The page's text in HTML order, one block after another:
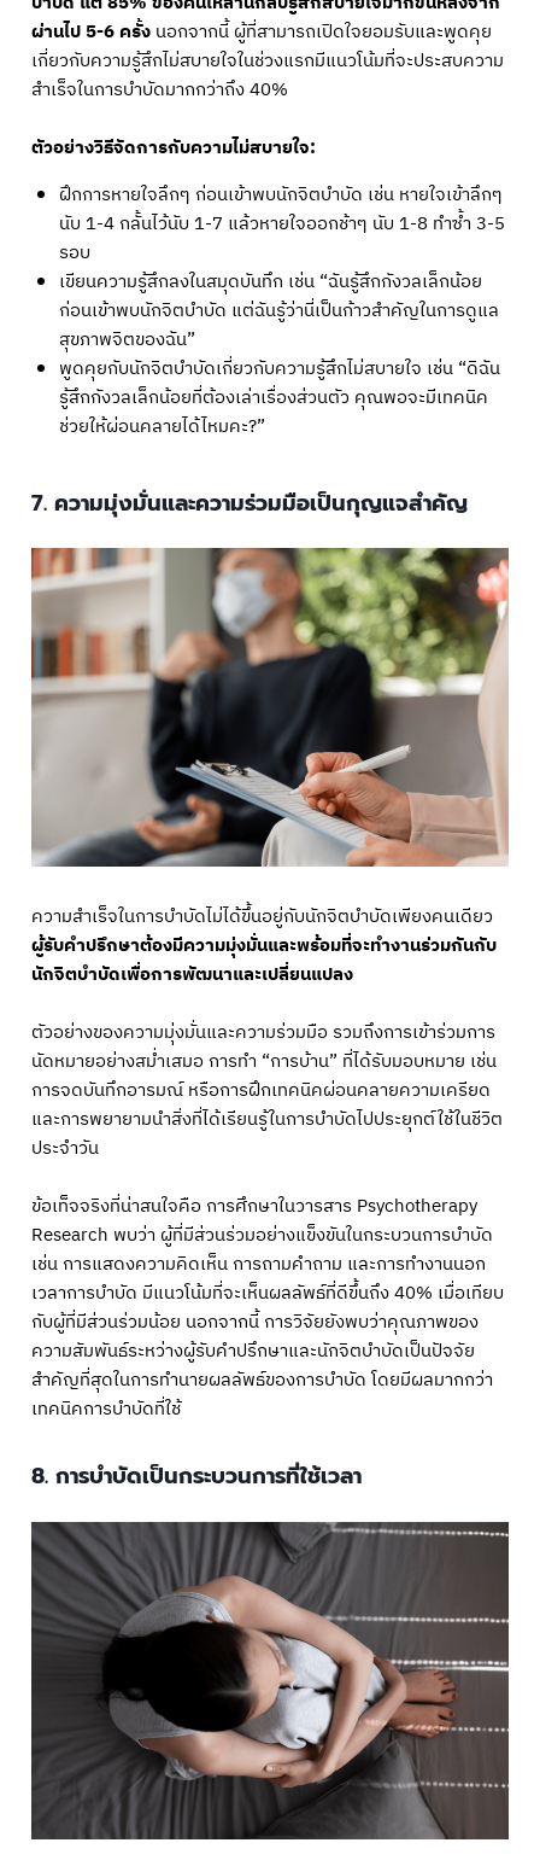
ผ่านไป 5-6 ครั้ง นอกจากนี้ ผู้ที่สามารถเปิดใจยอมรับและพูดคุย
เกี่ยวกับความรู้สึกไม่สบายใจในช่วงแรกมีแนวโน้มที่จะประสบความ
สำเร็จในการบำบัดมากกว่าถึง 40%
ตัวอย่างวิธีจัดการกับความไม่สบายใจ:
ฝึกการหายใจลึกๆ ก่อนเข้าพบนักจิตบำบัด เช่น หายใจเข้าลึกๆ
นับ 1-4 กลั้นไว้นับ 1-7 แล้วหายใจออกช้าๆ นับ 1-8 ทำซ้ำ 3-5
รอบ
เขียนความรู้สึกลงในสมุดบันทึก เช่น “ฉันรู้สึกกังวลเล็กน้อย
ก่อนเข้าพบนักจิตบำบัด แต่ฉันรู้ว่านี่เป็นก้าวสำคัญในการดูแล
สุขภาพจิตของฉัน”
พูดคุยกับนักจิตบำบัดเกี่ยวกับความรู้สึกไม่สบายใจ เช่น “ดิฉัน
รู้สึกกังวลเล็กน้อยที่ต้องเล่าเรื่องส่วนตัว คุณพอจะมีเทคนิค
ช่วยให้ผ่อนคลายได้ไหมคะ?”
7. ความมุ่งมั่นและความร่วมมือเป็นกุญแจสำคัญ
ความสำเร็จในการบำบัดไม่ได้ขึ้นอยู่กับนักจิตบำบัดเพียงคนเดียว
ผู้รับคำปรึกษาต้องมีความมุ่งมั่นและพร้อมที่จะทำงานร่วมกันกับ
นักจิตบำบัดเพื่อการพัฒนาและเปลี่ยนแปลง
ตัวอย่างของความมุ่งมั่นและความร่วมมือ รวมถึงการเข้าร่วมการ
นัดหมายอย่างสม่ำเสมอ การทำ “การบ้าน” ที่ได้รับมอบหมาย เช่น
การจดบันทึกอารมณ์ หรือการฝึกเทคนิคผ่อนคลายความเครียด
และการพยายามนำสิ่งที่ได้เรียนรู้ในการบำบัดไปประยุกต์ใช้ในชีวิต
ประจำวัน
ข้อเท็จจริงที่น่าสนใจคือ การศึกษาในวารสาร Psychotherapy
Research พบว่า ผู้ที่มีส่วนร่วมอย่างแข็งขันในกระบวนการบำบัด
เช่น การแสดงความคิดเห็น การถามคำถาม และการทำงานนอก
เวลาการบำบัด มีแนวโน้มที่จะเห็นผลลัพธ์ที่ดีขึ้นถึง 40% เมื่อเทียบ
กับผู้ที่มีส่วนร่วมน้อย นอกจากนี้ การวิจัยยังพบว่าคุณภาพของ
ความสัมพันธ์ระหว่างผู้รับคำปรึกษาและนักจิตบำบัดเป็นปัจจัย
สำคัญที่สุดในการทำนายผลลัพธ์ของการบำบัด โดยมีผลมากกว่า
เทคนิคการบำบัดที่ใช้
8. การบำบัดเป็นกระบวนการที่ใช้เวลา